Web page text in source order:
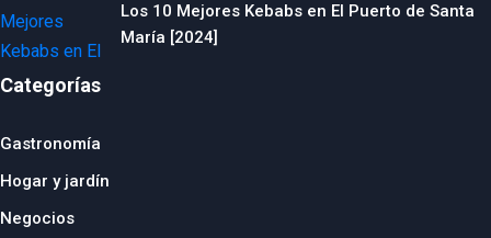
Los 10 Mejores Kebabs en El Puerto de Santa
María [2024]
Categorías
Gastronomía
Hogar y jardín
Negocios